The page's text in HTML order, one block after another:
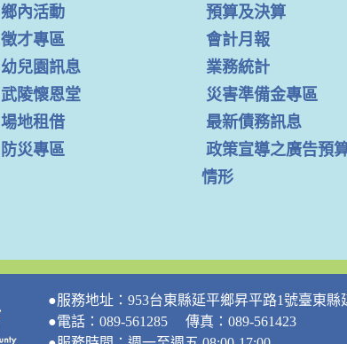
鄉內活動
徵才專區
幼兒園訊息
武陵懷恩堂
場地租借
防災專區
預算及決算
會計月報
業務統計
災害準備金專區
最新債務訊息
政策宣導之廣告預
情形
●服務地址：953台東縣延平鄉昇平路1號臺東
●電話：089-561285 傳真：089-561423